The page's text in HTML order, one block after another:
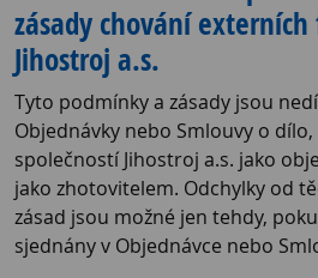
zásady chování
Jihostroj a.s.
Tyto podmínky a zásady jsou
Objednávky nebo Smlouvy o
společností Jihostroj a.s. jako
jako zhotovitelem. Odchylky od
zásad jsou možné jen tehdy,
sjednány v Objednávce nebo